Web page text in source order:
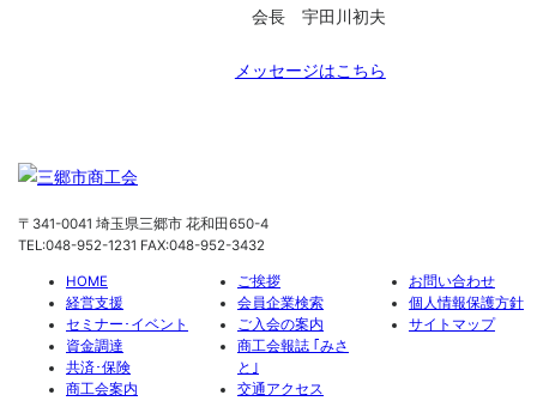
会長 宇田川初夫
メッセージはこちら
〒341-0041 埼玉県三郷市 花和田650-4
TEL:048-952-1231 FAX:048-952-3432
HOME
経営支援
セミナー･イベント
資金調達
共済･保険
商工会案内
ご挨拶
会員企業検索
ご入会の案内
商工会報誌 ｢みさ
と｣
交通アクセス
お問い合わせ
個人情報保護方針
サイトマップ